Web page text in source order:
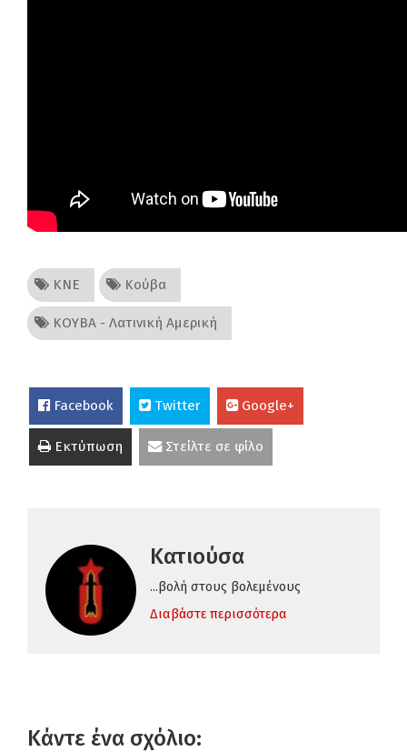
ΚΝΕ Κούβα
ΚΟΥΒΑ - Λατινική Αμερική
Facebook Twitter Google+
Εκτύπωση Στείλτε σε φίλο
Κατιούσα
...βολή στους βολεμένους
Διαβάστε περισσότερα
Κάντε ένα σχόλιο: